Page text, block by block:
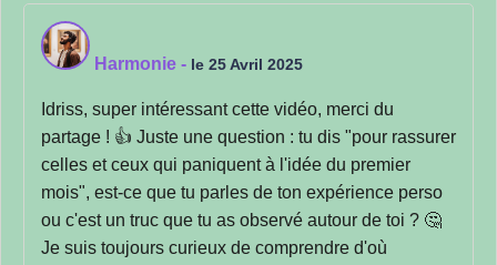
Harmonie - le 25 Avril 2025
Idriss, super intéressant cette vidéo, merci du
partage ! 👍 Juste une question : tu dis "pour rassurer
celles et ceux qui paniquent à l'idée du premier
mois", est-ce que tu parles de ton expérience perso
ou c'est un truc que tu as observé autour de toi ? 🤔
Je suis toujours curieux de comprendre d'où